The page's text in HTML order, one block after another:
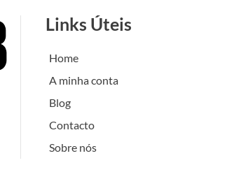
Links Úteis
Home
A minha conta
Blog
Contacto
Sobre nós